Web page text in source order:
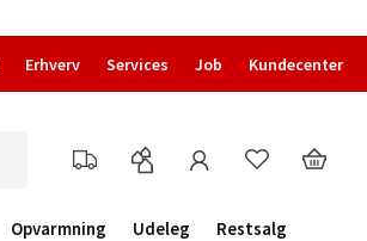
Erhverv Services Job Kundecenter
Opvarmning Udeleg
Restsalg